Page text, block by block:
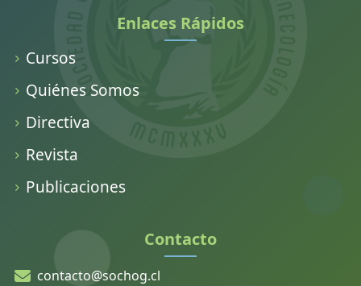
Enlaces Rápidos
Cursos
Quiénes Somos
Directiva
Revista
Publicaciones
Contacto
contacto@sochog.cl